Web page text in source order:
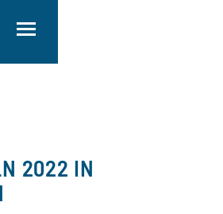
2022 IN